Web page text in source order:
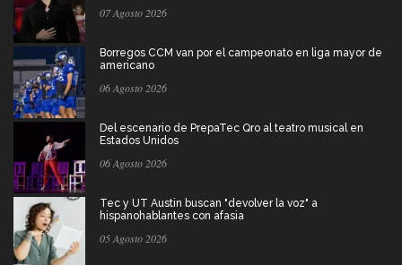
07 Agosto 2026
Borregos CCM van por el campeonato en liga mayor de
americano
06 Agosto 2026
Del escenario de PrepaTec Qro al teatro musical en
Estados Unidos
06 Agosto 2026
Tec y UT Austin buscan "devolver la voz" a
hispanohablantes con afasia
05 Agosto 2026